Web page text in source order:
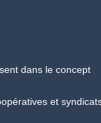
dans le concept
et